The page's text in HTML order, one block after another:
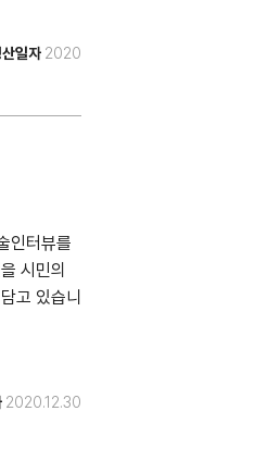
일자 2020
인터뷰를
시민의
고 있습니
2020.12.30